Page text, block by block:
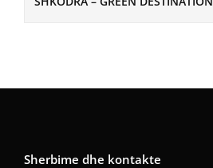
Sherbime dhe kontakte